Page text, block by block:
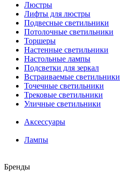
Люстры
Лифты для люстры
Подвесные светильники
Потолочные светильники
Торшеры
Настенные светильники
Настольные лампы
Подсветки для зеркал
Встраиваемые светильники
Точечные светильники
Трековые светильники
Уличные светильники
Аксессуары
Лампы
Бренды